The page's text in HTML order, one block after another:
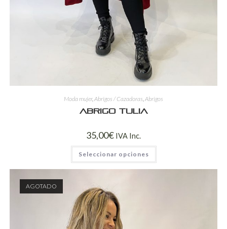
Moda mujer, Abrigos / Cazadoras Abrigos
Abrigo Tulia
35,00€ IVA Inc.
Seleccionar opciones
AGOTADO